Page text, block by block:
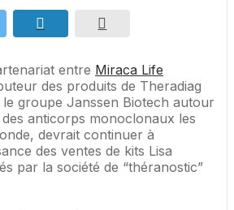
entre Miraca Life
des produits de Theradiag
groupe Janssen Biotech autour
des anticorps monoclonaux les
devrait continuer à
des ventes de kits Lisa
par la société de “théranostic”